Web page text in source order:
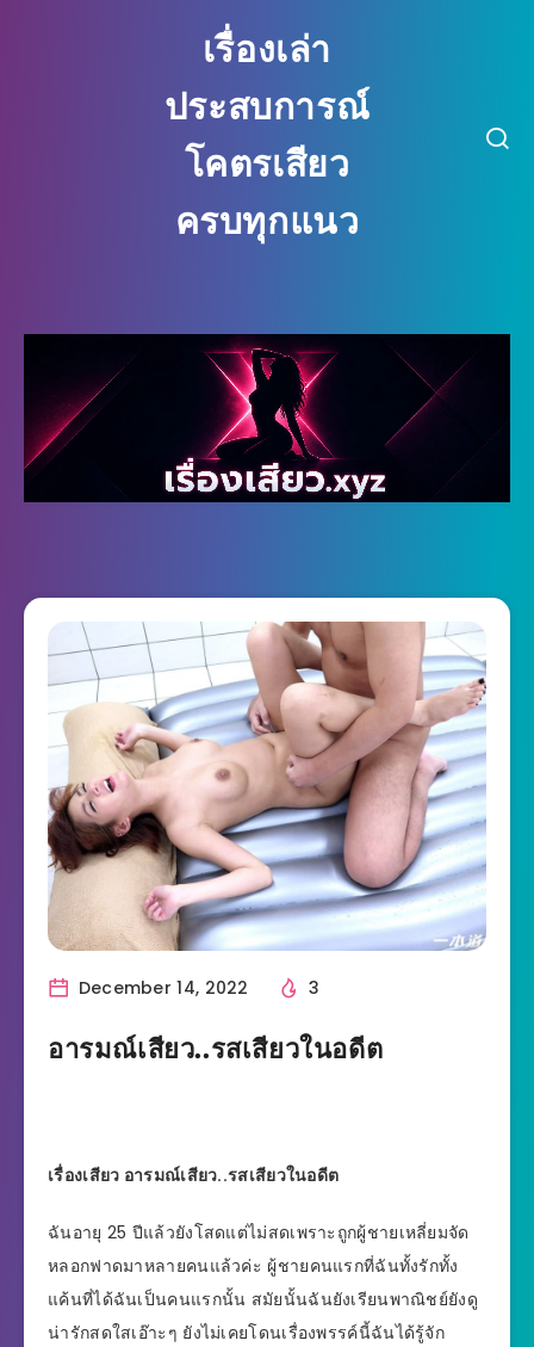
เรื่องเล่า
ประสบการณ์
โคตรเสียว
ครบทุกแนว
December 14, 2022 3
อารมณ์เสียว..รสเสียวในอดีต
เรื่องเสียว อารมณ์เสียว..รสเสียวในอดีต
ฉันอายุ 25 ปีแล้วยังโสดแต่ไม่สดเพราะถูกผู้ชายเหลี่ยมจัด
หลอกฟาดมาหลายคนแล้วค่ะ ผู้ชายคนแรกที่ฉันทั้งรักทั้ง
แค้นที่ได้ฉันเป็นคนแรกนั้น สมัยนั้นฉันยังเรียนพาณิชย์ยังดู
น่ารักสดใสเอ๊าะๆ ยังไม่เคยโดนเรื่องพรรค์นี้ฉันได้รู้จัก